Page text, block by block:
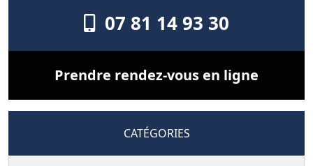
07 81 14 93 30
Prendre rendez-vous en ligne
CATÉGORIES